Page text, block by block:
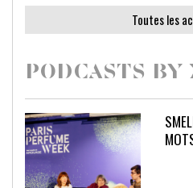
Toutes les
PODCASTS BY